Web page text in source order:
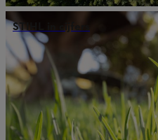
STIHL in cijfers